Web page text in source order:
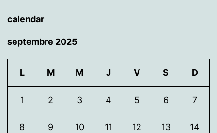
calendar
septembre 2025
L M M J V S D
1 2 3 4 5 6 7
8 9 10 11 12 13 14